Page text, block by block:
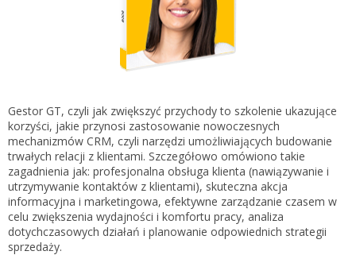
Gestor nexo PRO krok po kroku
KSeF w Subiekcie GT
KSeF w Subiekcie nexo/nexo PRO
KSeF w Rachmistrzu i Rewizorze GT
Portal Dokumentów z obsługą KSeF dla firm
Portal Dokumentów z obsługą KSeF dla biur
rachunkowych
Logowanie do Akademi InsERT
Login
Hasło
Gestor GT, czyli jak zwiększyć przychody to szkolenie ukazujące
korzyści, jakie przynosi zastosowanie nowoczesnych
mechanizmów CRM, czyli narzędzi umożliwiających budowanie
trwałych relacji z klientami. Szczegółowo omówiono takie
zagadnienia jak: profesjonalna obsługa klienta (nawiązywanie i
utrzymywanie kontaktów z klientami), skuteczna akcja
informacyjna i marketingowa, efektywne zarządzanie czasem w
celu zwiększenia wydajności i komfortu pracy, analiza
dotychczasowych działań i planowanie odpowiednich strategii
sprzedaży.